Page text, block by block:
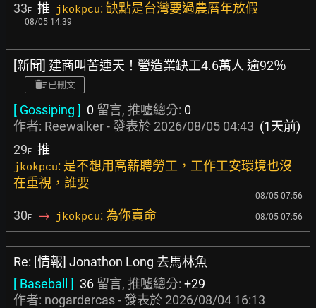
33F 推 jkokpcu: 缺點是台灣要過農曆年放假
08/05 14:39
[新聞] 建商叫苦連天！營造業缺工4.6萬人 逾92％
已刪文
[ Gossiping ] 0 留言, 推噓總分: 0
作者: Reewalker- 發表於 2026/08/05 04:43 (1天前)
29F 推
jkokpcu: 是不想用高薪聘勞工，工作工安環境也沒
在重視，誰要
08/05 07:56
30F → jkokpcu: 為你賣命 08/05 07:56
Re: [情報] Jonathon Long 去馬林魚
[ Baseball ] 36 留言, 推噓總分: +29
作者: nogardercas- 發表於 2026/08/04 16:13